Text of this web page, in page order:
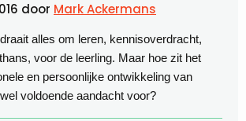
door Mark Ackermans
alles om leren, kennisoverdracht,
voor de leerling. Maar hoe zit het
en persoonlijke ontwikkeling van
voldoende aandacht voor?